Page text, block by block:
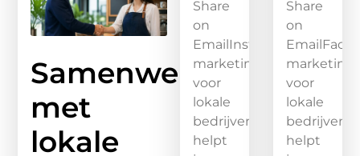
Samenwerken
met
lokale
Share
on
EmailInstagram
marketing
voor
lokale
bedrijven
helpt
Share
on
marketing
voor
lokale
bedrijven
helpt